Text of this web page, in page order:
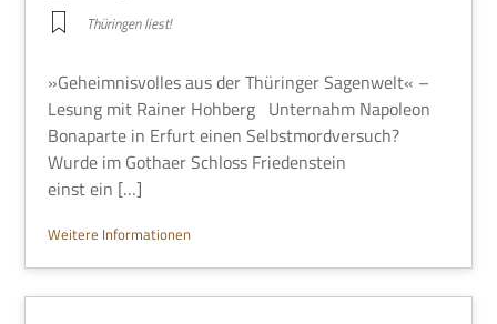
Thü­rin­gen liest!
»Geheim­nis­vol­les aus der Thü­rin­ger Sagen­welt« –
Lesung mit Rai­ner Hoh­berg Unter­nahm Napo­leon
Bona­parte in Erfurt einen Selbst­mord­ver­such?
Wurde im Gothaer Schloss Frie­den­stein
einst ein […]
Wei­tere Informationen